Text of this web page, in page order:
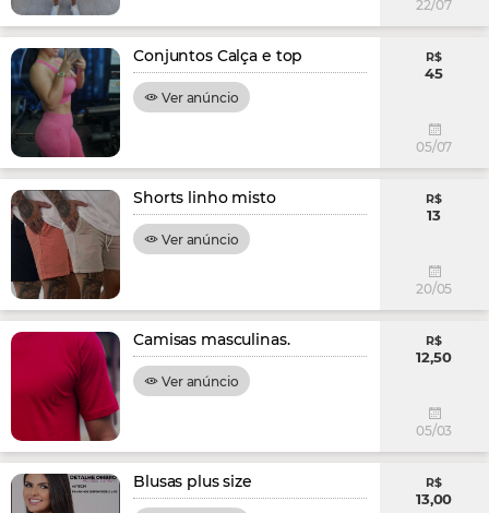
22/07
Conjuntos Calça e top
Ver anúncio
R$
45
05/07
Shorts linho misto
Ver anúncio
R$
13
20/05
Camisas masculinas.
Ver anúncio
R$
12,50
05/03
Blusas plus size R$
13,00